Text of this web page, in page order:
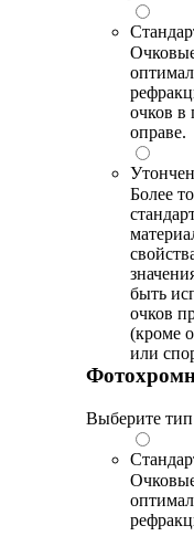
очков в
оправе.
Более
быть
очков
(кроме
или
Выберите